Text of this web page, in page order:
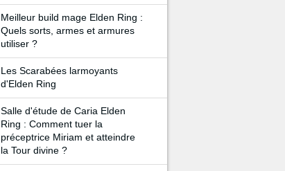
Meilleur build mage Elden Ring :
Quels sorts, armes et armures
utiliser ?
Les Scarabées larmoyants
d'Elden Ring
Salle d'étude de Caria Elden
Ring : Comment tuer la
préceptrice Miriam et atteindre
la Tour divine ?